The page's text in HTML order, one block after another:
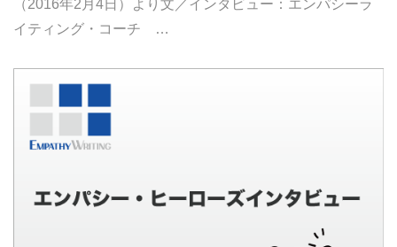
（2016年2月4日）より文／インタビュー：エンパシーラ
イティング・コーチ …